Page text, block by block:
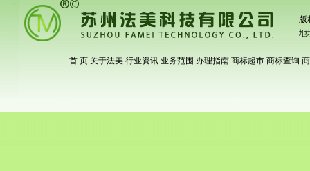
版
地
首 页 关于法美 行业资讯 业务范围 办理指南 商标超市 商标查询